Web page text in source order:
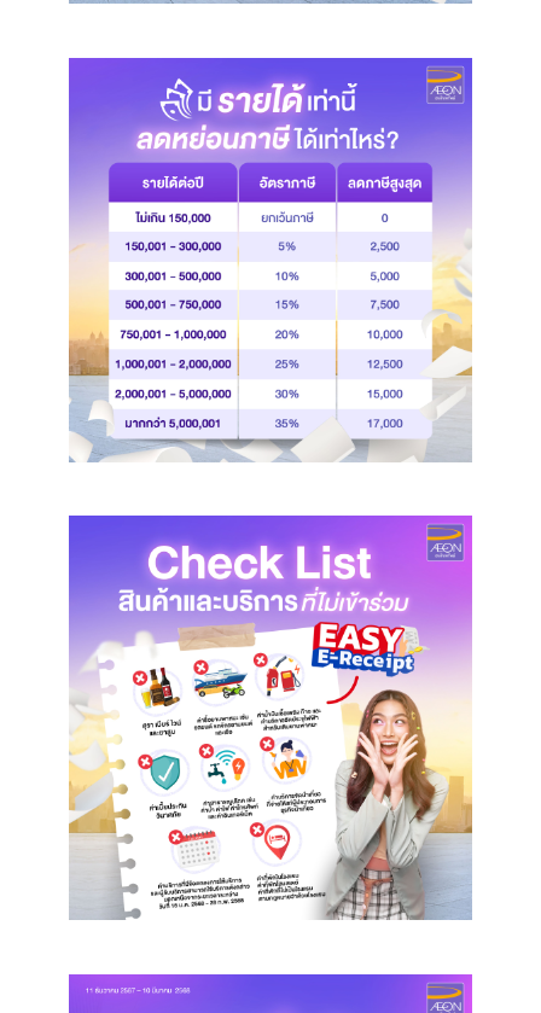
Using AEON Cards - Shopping
(Domestic)
Using AEON Cards - Shopping (Abroad)